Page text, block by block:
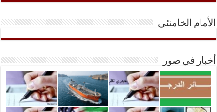
الأمام الخامنئي
أخبار في صور